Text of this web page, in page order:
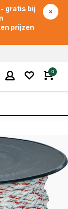
gratis bij
prijzen
0